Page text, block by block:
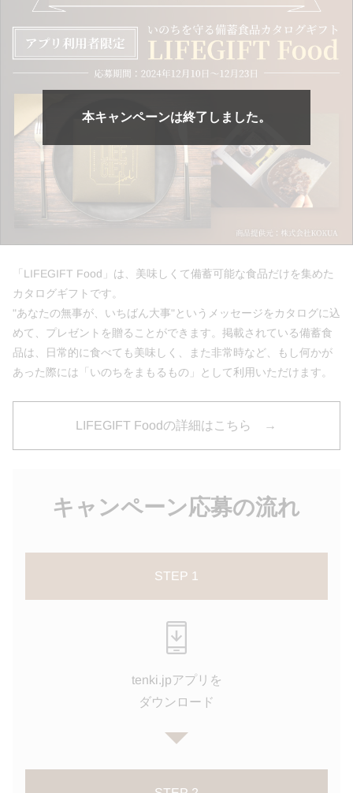
本キャンペーンは終了しました。
「LIFEGIFT Food」は、美味しくて備蓄可能な食品だけを集めた
カタログギフトです。
"あなたの無事が、いちばん大事"というメッセージをカタログに込
めて、プレゼントを贈ることができます。掲載されている備蓄食
品は、日常的に食べても美味しく、また非常時など、もし何かが
あった際には「いのちをまもるもの」として利用いただけます。
LIFEGIFT Foodの詳細はこちら →
キャンペーン応募の流れ
STEP 1
tenki.jpアプリを
ダウンロード